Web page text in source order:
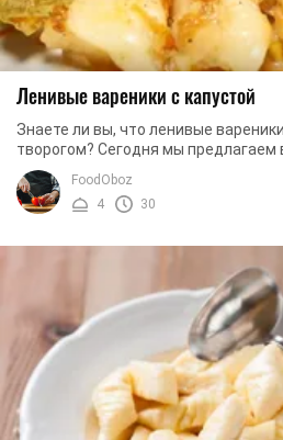
Ленивые вареники с капустой
Знаете ли вы, что ленивые
творогом? Сегодня мы предлагаем
вареники с капустой. Это
FoodOboz
4
30